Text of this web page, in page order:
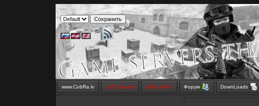
www.CobRa.lv LIVE Stream SMS SHOP Форум DownLoads